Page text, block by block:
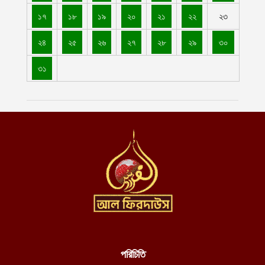
আশ-শাবাবের নিয়ন্ত্রণে কেন্দ্রীয় হিরান রাজ্যের ৩ শহর: নিহত মোগাদিশু
বাহিনীর ১৫৮ শত্রু সৈন্য
অজ্ঞাত ক্ষেপণাস্ত্রসদৃশ বস্তুর হামলায় লোহিত সাগরে ডুবে গেল ভারতীয়
ঢাকেশ্বরী মন্দিরে সমকামী বিয়ের ঘটনায় জড়িতদের শাস্তি দাবিতে ১২৩০
ইমারাতে ইসলামিয়ার পারওয়ানে ব্যারাইট খনি উত্তোলনে পাঁচ বছরের চুক্তি,
জবিতে বিভিন্ন দাবি সংবলিত প্ল্যাকার্ড প্রদর্শনের সময় ছাত্রদলের হামলা,
১৭ ১৮ ১৯ ২০ ২১ ২২ ২৩
২৪ ২৫ ২৬ ২৭ ২৮ ২৯ ৩০
৩১
পরিচিতি